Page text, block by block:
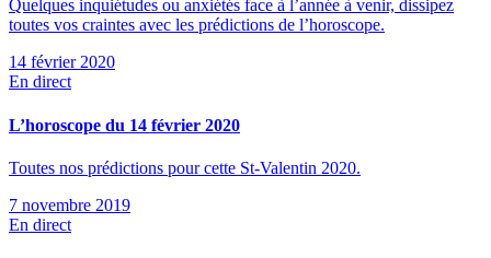
Quelques inquiétudes ou anxiétés face à l’année à venir, dissipez
toutes vos craintes avec les prédictions de l’horoscope.
14 février 2020
En direct
L’horoscope du 14 février 2020
Toutes nos prédictions pour cette St-Valentin 2020.
7 novembre 2019
En direct